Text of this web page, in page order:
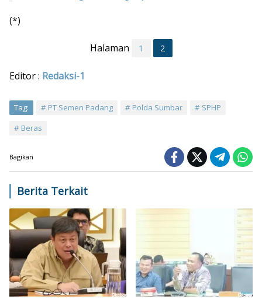
(*)
Halaman 1 2
Editor : Redaksi-1
Tag: PT Semen Padang Polda Sumbar
SPHP
Beras
Bagikan
Berita Terkait